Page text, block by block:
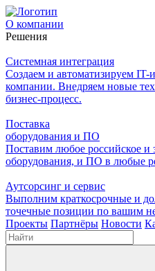
О компании
Решения
Системная интеграция
Создаем и автоматизируем IT-
компании. Внедряем новые
бизнес-процесс.
Поставка
оборудования и ПО
Поставим любое российское и
оборудования, и ПО в любые
Аутсорсинг и сервис
Выполним краткосрочные и
точечные позиции по вашим
Проекты Партнёры Новости